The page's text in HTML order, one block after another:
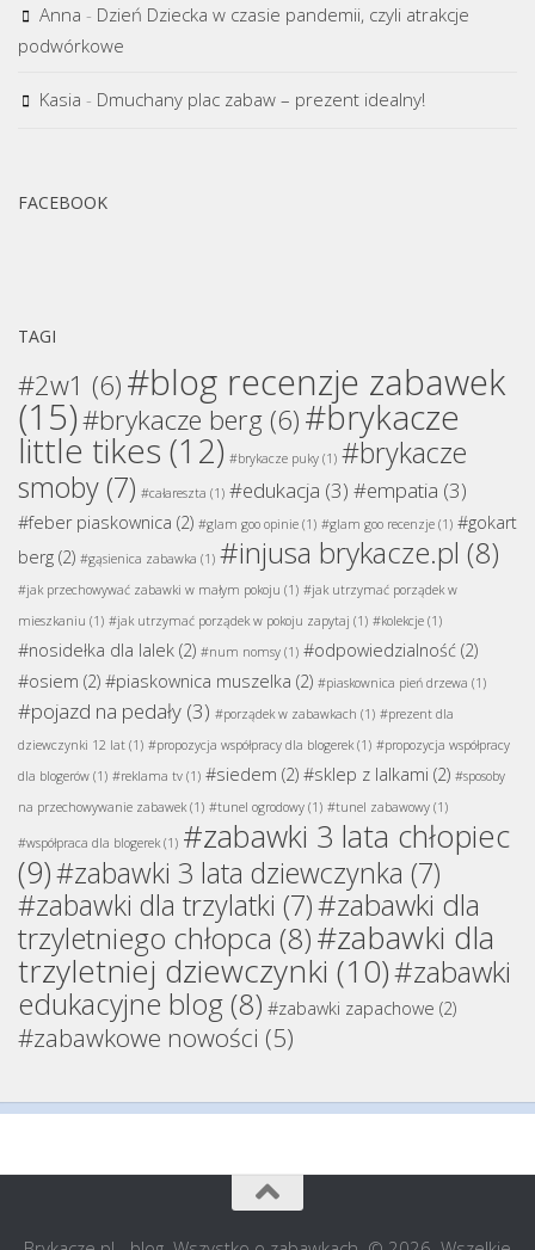
Anna - Dzień Dziecka w czasie pandemii, czyli atrakcje
podwórkowe
Kasia - Dmuchany plac zabaw – prezent idealny!
FACEBOOK
TAGI
#2w1 (6) #blog recenzje zabawek
(15)#brykacze berg (6) #brykacze
little tikes (12) #brykacze puky (1) #brykacze
smoby(7) #całareszta (1) #edukacja (3) #empatia (3)
#feber piaskownica (2) #glam goo opinie (1) #glam goo recenzje (1) #gokart
berg (2) #gąsienica zabawka (1) #injusa brykacze.pl (8)
#jak przechowywać zabawki w małym pokoju (1) #jak utrzymać porządek w
mieszkaniu (1) #jak utrzymać porządek w pokoju zapytaj (1) #kolekcje (1)
#nosidełka dla lalek (2) #num nomsy (1) #odpowiedzialność (2)
#osiem (2) #piaskownica muszelka (2) #piaskownica pień drzewa (1)
#pojazd na pedały (3) #porządek w zabawkach (1) #prezent dla
dziewczynki 12 lat (1) #propozycja współpracy dla blogerek(1) #propozycja współpracy
dla blogerów (1) #reklama tv (1) #siedem (2) #sklep z lalkami (2) #sposoby
na przechowywanie zabawek(1) #tunel ogrodowy (1) #tunel zabawowy (1)
#współpraca dla blogerek(1) #zabawki 3 lata chłopiec
(9)#zabawki 3 lata dziewczynka (7)
#zabawki dla trzylatki (7)#zabawki dla
trzyletniego chłopca (8)#zabawki dla
trzyletniej dziewczynki (10)#zabawki
edukacyjne blog(8) #zabawki zapachowe (2)
#zabawkowe nowości (5)